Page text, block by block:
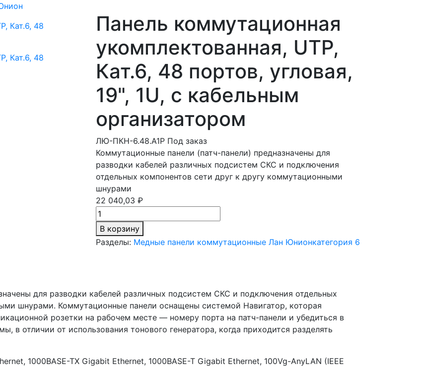
Панель коммутационная
укомплектованная, UTP,
Кат.6, 48 портов, угловая,
19", 1U, с кабельным
организатором
ЛЮ-ПКН-6.48.А1Р Под заказ
Коммутационные панели (патч-панели) предназначены для
разводки кабелей различных подсистем СКС и подключения
отдельных компонентов сети друг к другу коммутационными
шнурами
22 040,03 ₽
В корзину
Разделы: Медные панели коммутационные Лан Юнионкатегория 6
для разводки кабелей различных подсистем СКС и подключения отдельных
шнурами. Коммутационные панели оснащены системой Навигатор, которая
розетки на рабочем месте — номеру порта на патч-панели и убедиться в
в отличии от использования тонового генератора, когда приходится разделять
1000BASE-TX Gigabit Ethernet, 1000BASE-T Gigabit Ethernet, 100Vg-AnyLAN (IEEE